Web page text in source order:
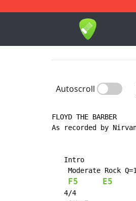
1-9
Autoscroll
FLOYD THE BARBER
As recorded by
   Intro
Moderate Rock
F5 E5
   4/4